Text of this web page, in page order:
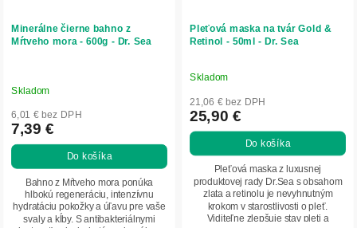
Minerálne čierne bahno z
Mŕtveho mora - 600g - Dr. Sea
Skladom
6,01 € bez DPH
7,39 €
Do košíka
Bahno z Mŕtveho mora ponúka
hlbokú regeneráciu, intenzívnu
hydratáciu pokožky a úľavu pre vaše
svaly a kĺby. S antibakteriálnymi
Pleťová maska na tvár Gold &
Retinol - 50ml - Dr. Sea
Priemerné
hodnotenie
produktu
je
5,0
5
hviezdičiek.
Skladom
21,06 € bez DPH
25,90 €
Do košíka
Pleťová maska z luxusnej
produktovej rady Dr.Sea s obsahom
zlata a retinolu je nevyhnutným
krokom v starostlivosti o pleť.
Viditeľne zlepšuje stav pleti a